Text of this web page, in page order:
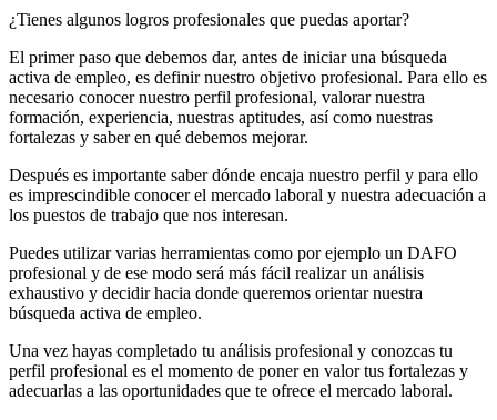
¿Tienes algunos logros profesionales que puedas aportar?
El primer paso que debemos dar, antes de iniciar una búsqueda
activa de empleo, es definir nuestro objetivo profesional. Para ello es
necesario conocer nuestro perfil profesional, valorar nuestra
formación, experiencia, nuestras aptitudes, así como nuestras
fortalezas y saber en qué debemos mejorar.
Después es importante saber dónde encaja nuestro perfil y para ello
es imprescindible conocer el mercado laboral y nuestra adecuación a
los puestos de trabajo que nos interesan.
Puedes utilizar varias herramientas como por ejemplo un DAFO
profesional y de ese modo será más fácil realizar un análisis
exhaustivo y decidir hacia donde queremos orientar nuestra
búsqueda activa de empleo.
Una vez hayas completado tu análisis profesional y conozcas tu
perfil profesional es el momento de poner en valor tus fortalezas y
adecuarlas a las oportunidades que te ofrece el mercado laboral.